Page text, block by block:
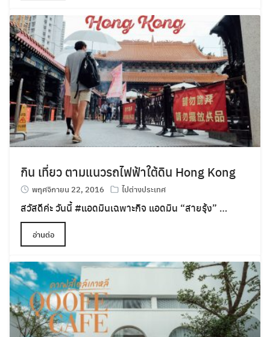
กิน เที่ยว ตามแนวรถไฟฟ้าใต้ดิน Hong Kong
พฤศจิกายน 22, 2016 ไปต่างประเทศ
สวัสดีค่ะ วันนี้ #แอดมินเฉพาะกิจ แอดมิน “สายรุ้ง” …
อ่านต่อ